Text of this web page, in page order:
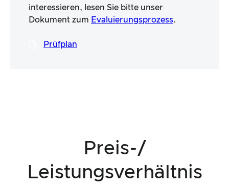
interessieren, lesen Sie bitte unser
Dokument zum Evaluierungsprozess.
Prüfplan
Preis-/
Leistungsverhältnis